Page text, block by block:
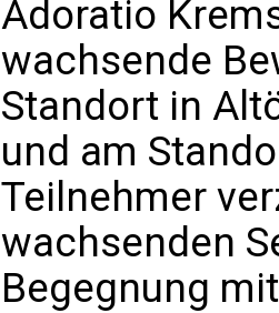
Adoratio
wachsende
Standort in
und am
Teilnehmer
wachsenden
Begegnung